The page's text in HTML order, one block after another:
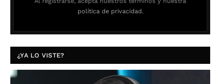
política de privacidad.
¿YA LO VISTE?